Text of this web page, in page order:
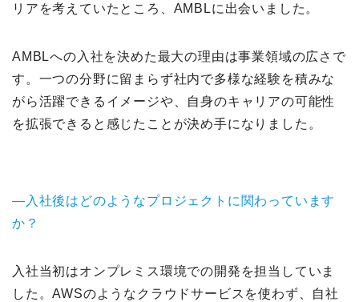
リアを考えていたところ、AMBLに出会いました。
AMBLへの入社を決めた最大の理由は事業領域の広さで
す。一つの分野に留まらず社内で多様な経験を積みな
がら活躍できるイメージや、自身のキャリアの可能性
を拡張できると感じたことが決め手になりました。
—入社後はどのようなプロジェクトに関わっています
か？
入社当初はオンプレミス環境での開発を担当していま
した。AWSのようなクラウドサービスを使わず、自社